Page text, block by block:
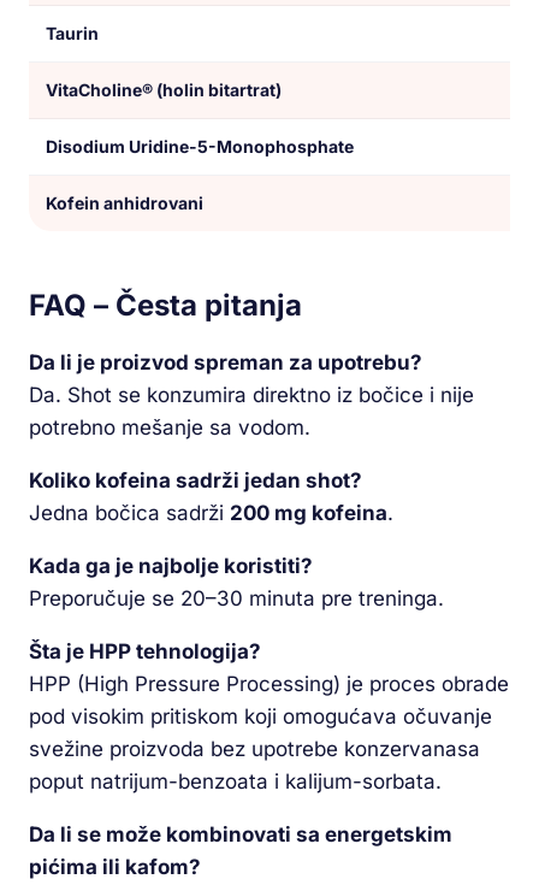
Taurin
VitaCholine® (holin bitartrat)
Disodium Uridine-5-Monophosphate
Kofein anhidrovani
FAQ – Česta pitanja
Da li je proizvod spreman za upotrebu?
Da. Shot se konzumira direktno iz bočice i nije
potrebno mešanje sa vodom.
Koliko kofeina sadrži jedan shot?
Jedna bočica sadrži 200 mg kofeina.
Kada ga je najbolje koristiti?
Preporučuje se 20–30 minuta pre treninga.
Šta je HPP tehnologija?
HPP (High Pressure Processing) je proces obrade
pod visokim pritiskom koji omogućava očuvanje
svežine proizvoda bez upotrebe konzervanasa
poput natrijum-benzoata i kalijum-sorbata.
Da li se može kombinovati sa energetskim
pićima ili kafom?